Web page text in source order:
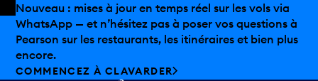
Skip to offers
Passer au contenu principal
Les aubaines estivales sont arrivées chez Pearson.
Magasinage hors taxes, offres gastronomiques et bien
plus encore.
DÉCOUVREZ L’ÉTÉ CHEZ PEARSON